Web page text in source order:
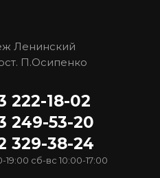
Ленинский
П.Осипенко
222-18-02
249-53-20
329-38-24
19:00 сб-вс 10:00-17:00